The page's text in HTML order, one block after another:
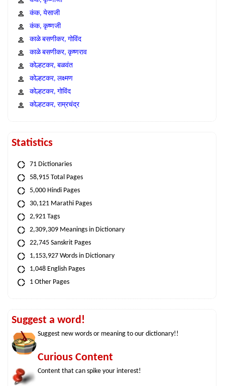
कंक, येसाजी
कंक, कृष्णजी
काळे बसणीकर, गोविंद
काळे बसणीकर, कृष्णराव
कोल्हटकर, बळवंत
कोल्हटकर, लक्ष्मण
कोल्हटकर, गोविंद
कोल्हटकर, राम्रचंद्र
Statistics
71 Dictionaries
58,915 Total Pages
5,000 Hindi Pages
30,121 Marathi Pages
2,921 Tags
2,309,309 Meanings in Dictionary
22,745 Sanskrit Pages
1,153,927 Words in Dictionary
1,048 English Pages
1 Other Pages
Suggest a word!
Suggest new words or meaning to our dictionary!!
Curious Content
Content that can spike your interest!